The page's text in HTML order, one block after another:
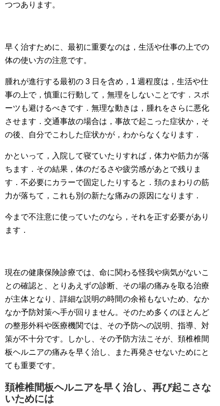
つつあります。
早く治すために、最初に重要なのは，生活や仕事の上での
体の使い方の注意です。
腫れが進行する最初の 3 日を含め，1 週程度は，生活や仕
事の上で，慎重に行動して，無理をしないことです．スポ
ーツも避けるべきです．無理な動きは，腫れをさらに悪化
させます．交通事故の場合は，事故で起こった症状か，そ
の後、自分でこわした症状かが，わからなくなります．
かといって，入院して寝ていたりすれば，体力や筋力が落
ちます．その結果，体のだるさや疲労感があとで残りま
す．不必要にカラーで固定したりすると．頚のまわりの筋
力が落ちて，これも別の新たな痛みの原因になります．
今まで不注意に使っていたのなら，それを正す必要があり
ます．
現在の健康保険診療では、命に関わる怪我や病気がないこ
との確認と、とりあえずの診断、その場の痛みを取る治療
が主体となり、詳細な説明の時間の余裕もないため、なか
なか予防対策へ手が回りません。そのため多くのほとんど
の整形外科や医療機関では、その予防への説明、指導、対
策が不十分です。しかし、その予防方法こそが、頚椎椎間
板ヘルニアの痛みを早く治し、また再発させないためにと
ても重要です。
頚椎椎間板ヘルニアを早く治し、再び起こさな
いためには